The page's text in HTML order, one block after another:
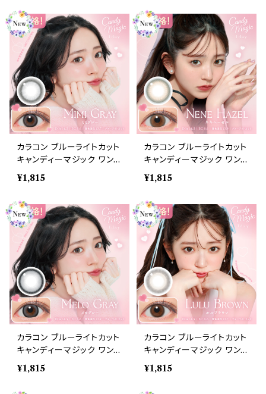
day BLB ワンデーカラコン
コンタクトレンズ
day BLB ワンデーカラコン
コンタクトレンズ
カラコン ブルーライトカット
キャンディーマジック ワンデ
ー 【COLOR：ミミグレー】1
箱10枚 度なし度あり キャ
BLB ワンデーカラコン コン
タクトレンズ
¥1,815
カラコン ブルーライトカット
キャンディーマジック ワンデ
ー 【COLOR：ネネヘーゼ
ル】1箱10枚 度なし度あり
day BLB ワンデーカラコン
コンタクトレンズ
¥1,815
カラコン ブルーライトカット
キャンディーマジック ワンデ
ー 【COLOR：メログレー】1
箱10枚 度なし度あり キャ
¥1,815
カラコン ブルーライトカット
キャンディーマジック ワンデ
ー 【COLOR：ルルブラウ
ン】1箱10枚 度なし度あり
¥1,815